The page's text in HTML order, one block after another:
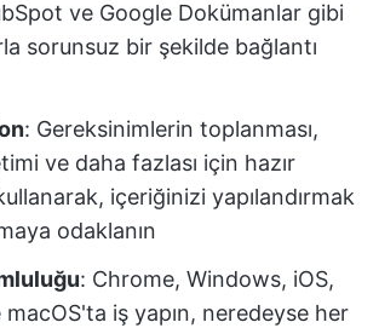
ve Google Dokümanlar gibi
sorunsuz bir şekilde bağlantı
: Gereksinimlerin toplanması,
ve daha fazlası için hazır
içeriğinizi yapılandırmak
odaklanın
: Chrome, Windows, iOS,
iş yapın, neredeyse her